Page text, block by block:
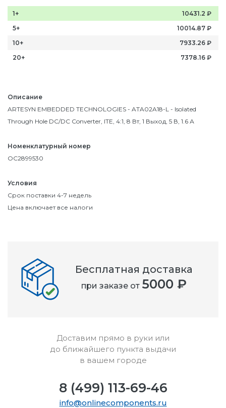
Описание
ARTESYN EMBEDDED TECHNOLOGIES - ATA02A18-L - Isolated
Through Hole DC/DC Converter, ITE, 4:1, 8 Вт, 1 Выход, 5 В, 1.6 А
Номенклатурный номер
OC2899530
Условия
Срок поставки 4-7 недель
Цена включает все налоги
1+ 10431.2 ₽
5+
10014.87 ₽
10+
7933.26 ₽
20+
7378.16 ₽
Бесплатная доставка
при заказе от 5000 ₽
Доставим прямо в руки или
до ближайшего пункта выдачи
в вашем городе
8 (499) 113-69-46
info@onlinecomponents.ru